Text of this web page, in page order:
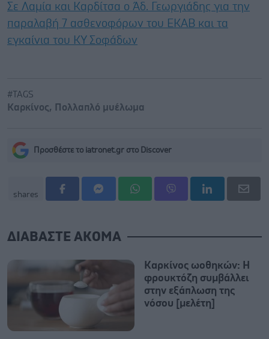
Σε Λαμία και Καρδίτσα ο Άδ. Γεωργιάδης για την
παραλαβή 7 ασθενοφόρων του ΕΚΑΒ και τα
εγκαίνια του ΚΥ Σοφάδων
#TAGS
Καρκίνος, Πολλαπλό μυέλωμα
Προσθέστε το iatronet.gr στο Discover
shares
ΔΙΑΒΑΣΤΕ ΑΚΟΜΑ
Καρκίνος ωοθηκών: Η
φρουκτόζη συμβάλλει
στην εξάπλωση της
νόσου [μελέτη]